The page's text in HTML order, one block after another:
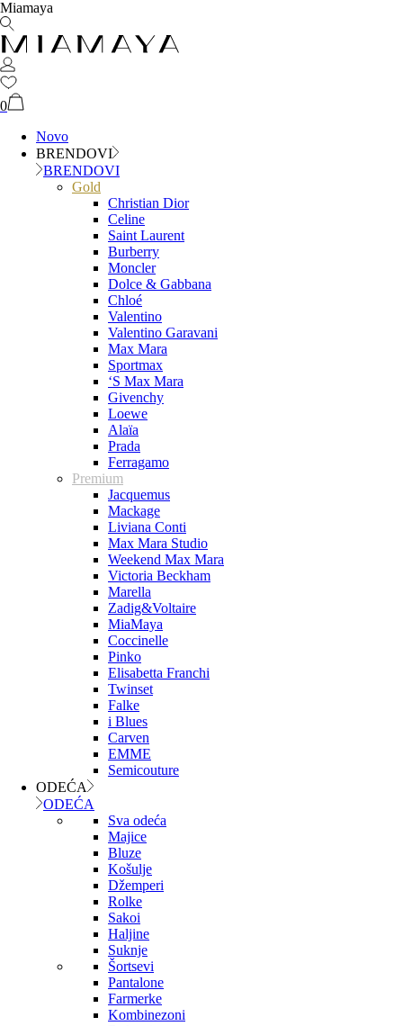
Miamaya
0
Novo
BRENDOVI
BRENDOVI
Gold
Christian Dior
Celine
Saint Laurent
Burberry
Moncler
Dolce & Gabbana
Chloé
Valentino
Valentino Garavani
Max Mara
Sportmax
‘S Max Mara
Givenchy
Loewe
Alaïa
Prada
Ferragamo
Premium
Jacquemus
Mackage
Liviana Conti
Max Mara Studio
Weekend Max Mara
Victoria Beckham
Marella
Zadig&Voltaire
MiaMaya
Coccinelle
Pinko
Elisabetta Franchi
Twinset
Falke
i Blues
Carven
EMME
Semicouture
ODEĆA
ODEĆA
Sva odeća
Majice
Bluze
Košulje
Džemperi
Rolke
Sakoi
Haljine
Suknje
Šortsevi
Pantalone
Farmerke
Kombinezoni